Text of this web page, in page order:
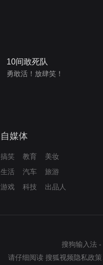
10间敢死队
勇敢活！放肆笑！
自媒体
搞笑 教育
美妆
生活
汽车
旅游
游戏
科技 出品人
搜狗输入法 -
请仔细阅读 搜狐视频隐私政策